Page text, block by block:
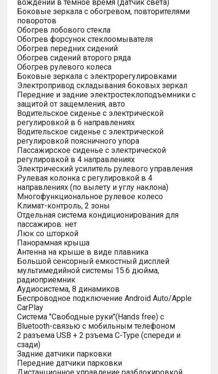
вождении в темное время (датчик света)
Боковые зеркала с обогревом, повторителями
поворотов
Обогрев лобового стекла
Обогрев форсунок стеклоомывателя
Обогрев передних сидений
Обогрев сидений второго ряда
Обогрев рулевого колеса
Боковые зеркала с электрорегулировками
Электропривод складывания боковых зеркал
Передние и задние электростеклоподъемники с
защитой от защемления, авто
Водительское сиденье с электрической
регулировкой в 6 направлениях
Водительское сиденье с электрической
регулировкой поясничного упора
Пассажирское сиденье с электрической
регулировкой в 4 направлениях
Электрический усилитель рулевого управления
Рулевая колонка с регулировкой в 4
направлениях (по вылету и углу наклона)
Многофункциональное рулевое колесо
Климат-контроль, 2 зоны
Отдельная система кондиционирования для
пассажиров: нет
Люк со шторкой
Панорамная крыша
Антенна на крыше в виде плавника
Большой сенсорный емкостный дисплей
мультимедийной системы 15.6 дюйма,
радиоприёмник
Аудиосистема, 8 динамиков
Беспроводное подключение Android Auto/Apple
CarPlay
Система "Свободные руки"(Hands free) с
Bluetooth-связью с мобильным телефоном
2 разъема USB + 2 рзъема C-Type (спереди и
сзади)
Задние датчики парковки
Передние датчики парковки
Дистанционное управление разблокировкой